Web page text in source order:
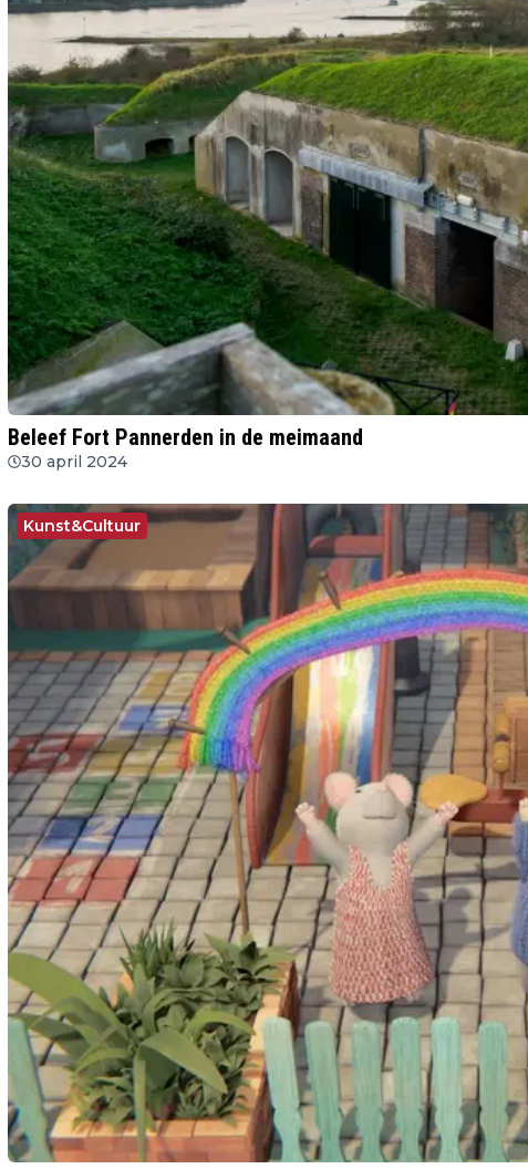
Beleef Fort Pannerden in de meimaand
30 april 2024
Kunst&Cultuur